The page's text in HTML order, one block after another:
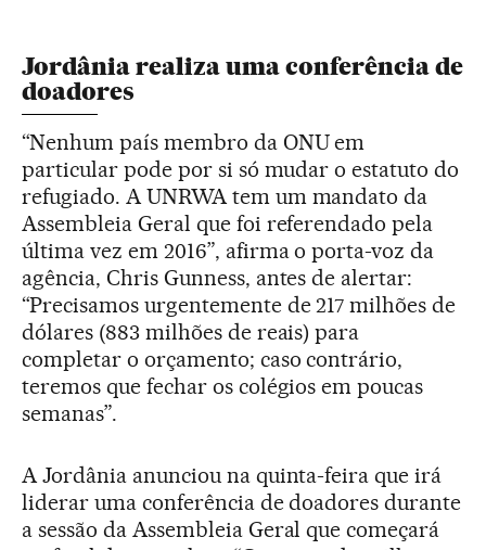
Jordânia realiza uma conferência de
doadores
“Nenhum país membro da ONU em
particular pode por si só mudar o estatuto do
refugiado. A UNRWA tem um mandato da
Assembleia Geral que foi referendado pela
última vez em 2016”, afirma o porta-voz da
agência, Chris Gunness, antes de alertar:
“Precisamos urgentemente de 217 milhões de
dólares (883 milhões de reais) para
completar o orçamento; caso contrário,
teremos que fechar os colégios em poucas
semanas”.
A Jordânia anunciou na quinta-feira que irá
liderar uma conferência de doadores durante
a sessão da Assembleia Geral que começará